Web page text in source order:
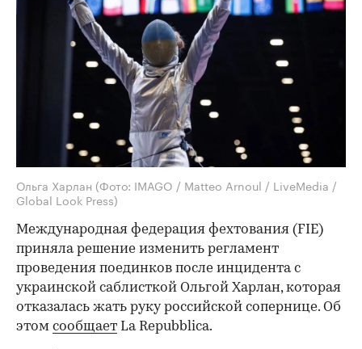
Ольга Харлан (Фото: IMAGO / Matteo Arnoul / LiveMedia /
Global Look Press)
Международная федерация фехтования (FIE)
приняла решение изменить регламент
проведения поединков после инцидента с
украинской саблисткой Ольгой Харлан, которая
отказалась жать руку российской сопернице. Об
этом сообщает La Repubblica.